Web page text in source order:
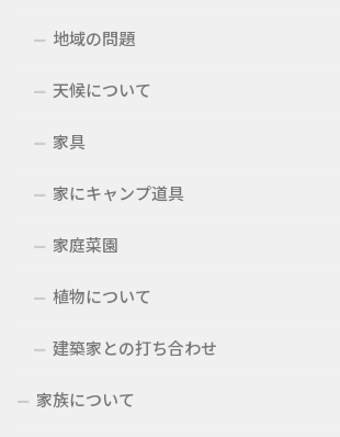
地域の問題
天候について
家具
家にキャンプ道具
家庭菜園
植物について
建築家との打ち合わせ
家族について